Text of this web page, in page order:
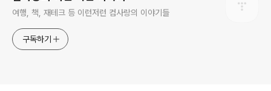
여행, 책, 재테크 등 이런저런 컴사랑의 이야기들
구독하기